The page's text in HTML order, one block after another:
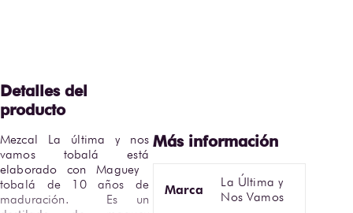
Mezcal La última y nos
vamos tobalá está
elaborado con Maguey
tobalá de 10 años de
maduración.  Es un
Marca
La Última y
Nos Vamos